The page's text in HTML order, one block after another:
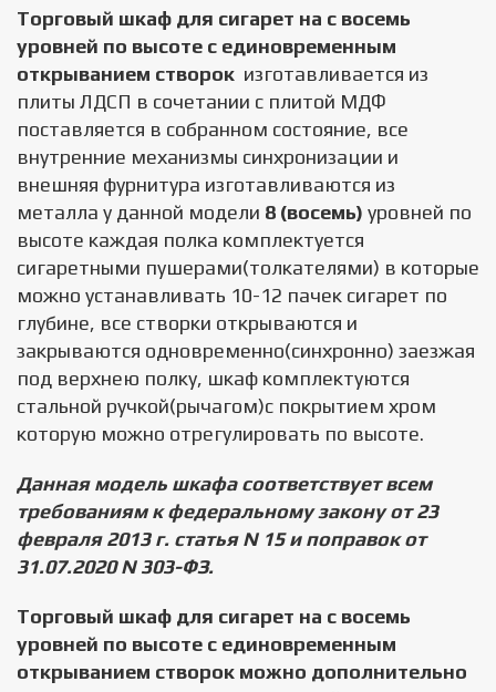
Торговый шкаф для сигарет на с восемь
уровней по высоте с единовременным
открыванием створок изготавливается из
плиты ЛДСП в сочетании с плитой МДФ
поставляется в собранном состояние, все
внутренние механизмы синхронизации и
внешняя фурнитура изготавливаются из
металла у данной модели 8 (восемь) уровней по
высоте каждая полка комплектуется
сигаретными пушерами(толкателями) в которые
можно устанавливать 10-12 пачек сигарет по
глубине, все створки открываются и
закрываются одновременно(синхронно) заезжая
под верхнею полку, шкаф комплектуются
стальной ручкой(рычагом)с покрытием хром
которую можно отрегулировать по высоте.
Данная модель шкафа соответствует всем
требованиям к федеральному закону от 23
февраля 2013 г. статья N 15 и поправок от
31.07.2020 N 303-ФЗ.
Торговый шкаф для сигарет на с восемь
уровней по высоте с единовременным
открыванием створок можно дополнительно